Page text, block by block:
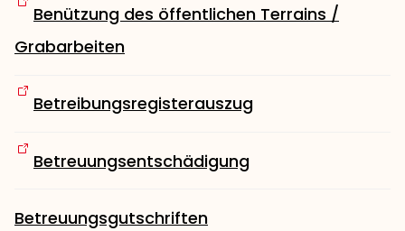
Benützung des öffentlichen Terrains /
Grabarbeiten
Betreibungsregisterauszug
Betreuungsentschädigung
Betreuungsgutschriften